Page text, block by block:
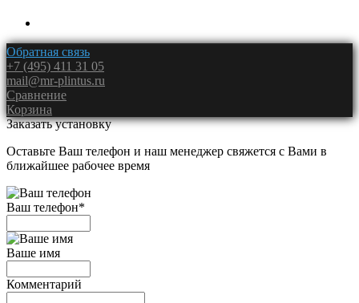
Обратная связь
+7 (495) 411 31 05
mail@mr-plintus.ru
Сравнение
Корзина
Заказать установку
Оставьте Ваш телефон и наш менеджер свяжется с Вами в
ближайшее рабочее время
Ваш телефон*
Ваше имя
Комментарий